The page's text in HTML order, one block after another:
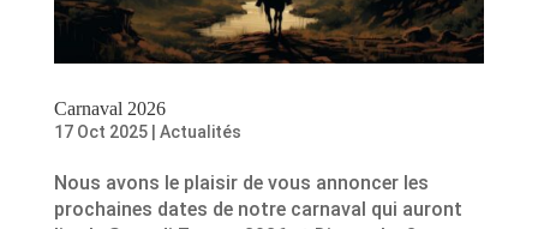
Carnaval 2026
17 Oct 2025| Actualités
Nous avons le plaisir de vous annoncer les
prochaines dates de notre carnaval qui auront